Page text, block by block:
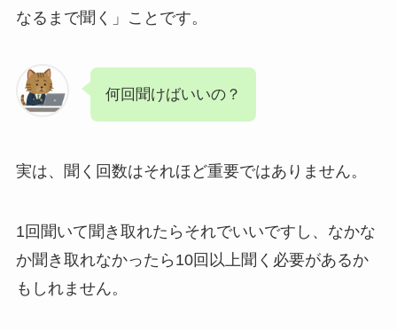
なるまで聞く」ことです。
何回聞けばいいの？
実は、聞く回数はそれほど重要ではありません。
1回聞いて聞き取れたらそれでいいですし、なかな
か聞き取れなかったら10回以上聞く必要があるか
もしれません。